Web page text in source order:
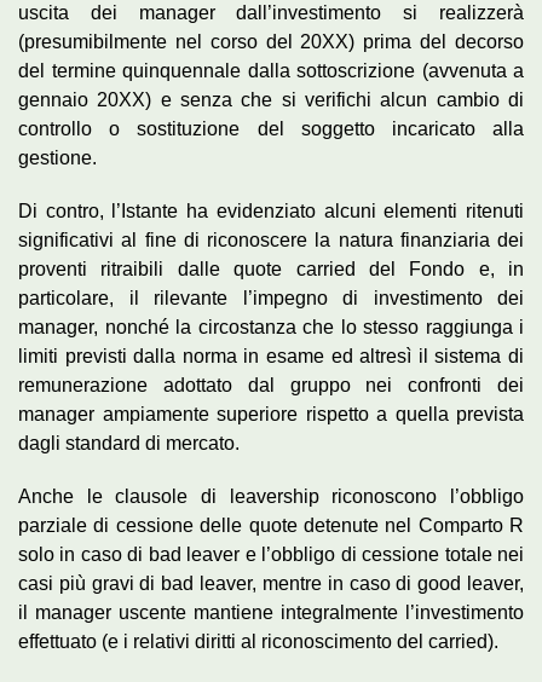
uscita dei manager dall’investimento si realizzerà
(presumibilmente nel corso del 20XX) prima del decorso
del termine quinquennale dalla sottoscrizione (avvenuta a
gennaio 20XX) e senza che si verifichi alcun cambio di
controllo o sostituzione del soggetto incaricato alla
gestione.
Di contro, l’Istante ha evidenziato alcuni elementi ritenuti
significativi al fine di riconoscere la natura finanziaria dei
proventi ritraibili dalle quote carried del Fondo e, in
particolare, il rilevante l’impegno di investimento dei
manager, nonché la circostanza che lo stesso raggiunga i
limiti previsti dalla norma in esame ed altresì il sistema di
remunerazione adottato dal gruppo nei confronti dei
manager ampiamente superiore rispetto a quella prevista
dagli standard di mercato.
Anche le clausole di leavership riconoscono l’obbligo
parziale di cessione delle quote detenute nel Comparto R
solo in caso di bad leaver e l’obbligo di cessione totale nei
casi più gravi di bad leaver, mentre in caso di good leaver,
il manager uscente mantiene integralmente l’investimento
effettuato (e i relativi diritti al riconoscimento del carried).